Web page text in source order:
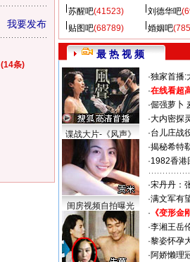
我要发布
(14条)
苏醒吧(41523) 刘德华吧
贴图吧(68789) 婚姻吧
最 热 视 频
谍战大片-《风声》
闺房视频自拍曝光
·独家首播:
·在线看超
·倔强萝卜
·大内密探
·台儿庄战
·揭秘希特
·1982香港
·宋丹丹：
·满文军有
· 《变形金
·李湘王岳
·黎姿怀孕
·阿娇懒理